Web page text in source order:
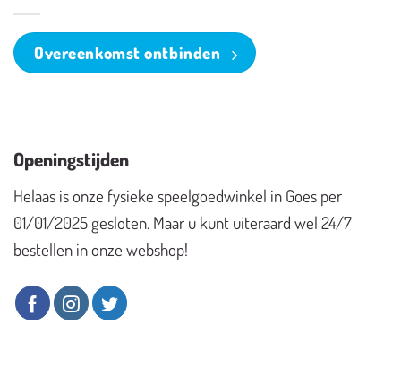
Overeenkomst ontbinden
Openingstijden
Helaas is onze fysieke speelgoedwinkel in Goes per
01/01/2025 gesloten. Maar u kunt uiteraard wel 24/7
bestellen in onze webshop!